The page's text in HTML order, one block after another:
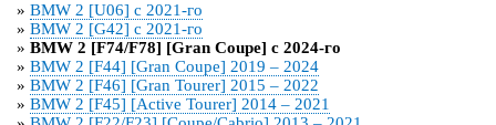
» BMW 2 [U06] с 2021-го
» BMW 2 [G42] с 2021-го
» BMW 2 [F74/F78] [Gran Coupe] с 2024-го
» BMW 2 [F44] [Gran Coupe] 2019 – 2024
» BMW 2 [F46] [Gran Tourer] 2015 – 2022
» BMW 2 [F45] [Active Tourer] 2014 – 2021